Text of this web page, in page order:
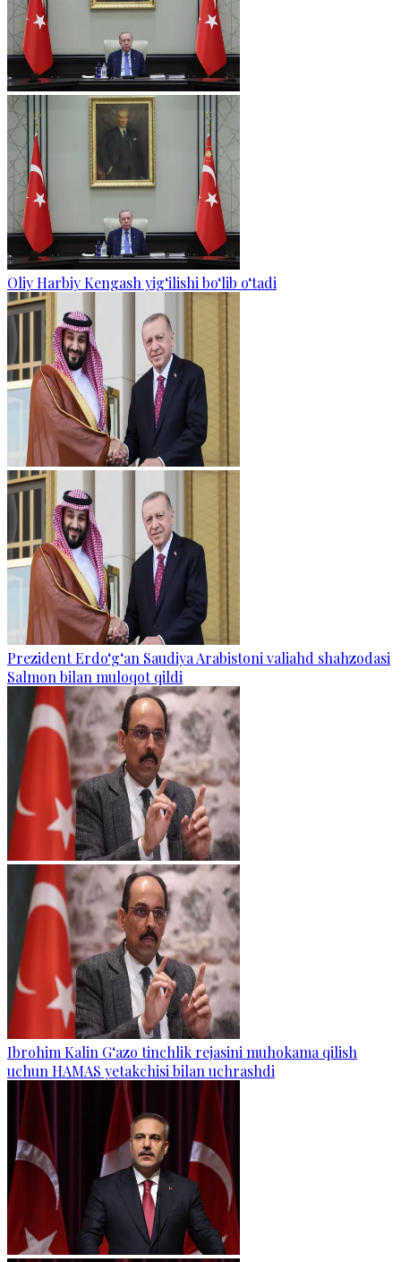
Oliy Harbiy Kengash yig‘ilishi bo‘lib o‘tadi
Prezident Erdo‘g‘an Saudiya Arabistoni valiahd shahzodasi
Salmon bilan muloqot qildi
Ibrohim Kalin G‘azo tinchlik rejasini muhokama qilish
uchun HAMAS yetakchisi bilan uchrashdi